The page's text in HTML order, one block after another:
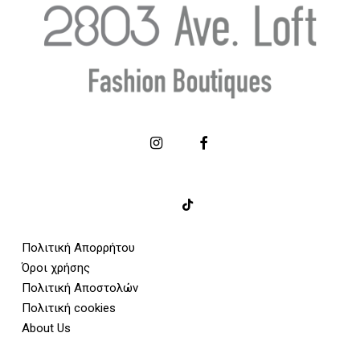
Πολιτική Απορρήτου
Όροι χρήσης
Πολιτική Αποστολών
Πολιτική cookies
About Us